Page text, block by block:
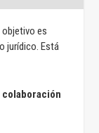
es
jurídico. Está